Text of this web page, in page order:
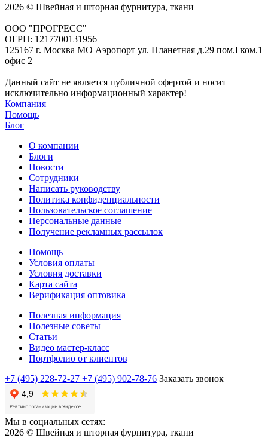
2026 © Швейная и шторная фурнитура, ткани
ООО "ПРОГРЕСС"
ОГРН: 1217700131956
125167 г. Москва МО Аэропорт ул. Планетная д.29 пом.I ком.1
офис 2
Данный сайт не является публичной офертой и носит
исключительно информационный характер!
Компания
Помощь
Блог
О компании
Блоги
Новости
Сотрудники
Написать руководству
Политика конфиденциальности
Пользовательское соглашение
Персональные данные
Получение рекламных рассылок
Помощь
Условия оплаты
Условия доставки
Карта сайта
Верификация оптовика
Полезная информация
Полезные советы
Статьи
Видео мастер-класс
Портфолио от клиентов
+7 (495) 228-72-27 +7 (495) 902-78-76 Заказать звонок
Мы в социальных сетях:
2026 © Швейная и шторная фурнитура, ткани